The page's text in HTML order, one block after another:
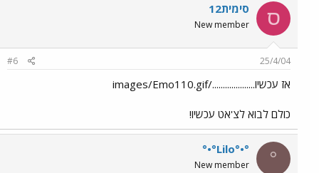
ס סימית12
New member
25/4/04
#6
אז עכשיו..................../images/Emo110.gif
כולם לבוא לצ'אט עכשיו!
°
°•°Lilo°•°
New member